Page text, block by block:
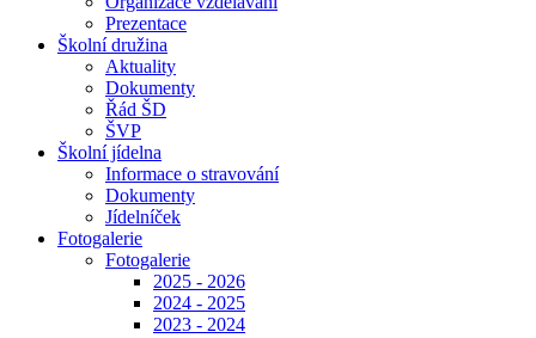
Prezentace
Školní družina
Aktuality
Dokumenty
Řád ŠD
ŠVP
Školní jídelna
Informace o stravování
Dokumenty
Jídelníček
Fotogalerie
Fotogalerie
2025 - 2026
2024 - 2025
2023 - 2024